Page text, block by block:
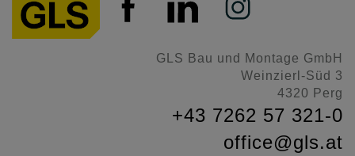
GLS Bau und Montage GmbH
Weinzierl-Süd 3
4320 Perg
+43 7262 57 321-0
office@gls.at